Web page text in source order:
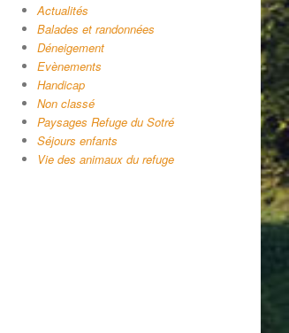
Actualités
Balades et randonnées
Déneigement
Evènements
Handicap
Non classé
Paysages Refuge du Sotré
Séjours enfants
Vie des animaux du refuge